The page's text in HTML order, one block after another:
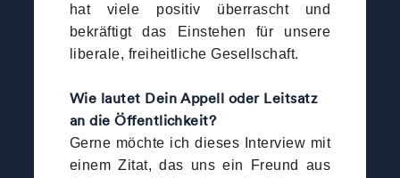
hat viele positiv überrascht und
bekräftigt das Einstehen für unsere
liberale, freiheitliche Gesellschaft.
Wie lautet Dein Appell oder Leitsatz
an die Öffentlichkeit?
Gerne möchte ich dieses Interview mit
einem Zitat, das uns ein Freund aus